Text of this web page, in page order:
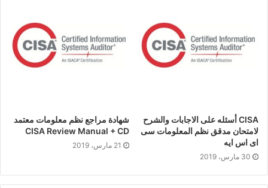
CISA أسئله على الاجابات والشرح
لامتحان مدقق نظم المعلومات سى
اى اس ايه
30 مارس، 2019
شهادة مراجع نظم معلومات معتمد
CISA Review Manual + CD
21 مارس، 2019